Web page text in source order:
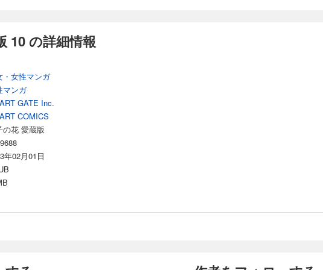
何者かに襲われてしまう。洋介の秘密とは、過去を探る淑子に取った行動とは……！ 【収録作品】 ・
「残影」 ・VOL.63「春の嵐」 ・VOL.64「愛しき者よ」 ・VOL.65「赤い棘」
花 愛蔵版 15
(税込)
数の実業家・樋口洋介の失脚を企む名家の長女・穂波結花。相変わらず復讐を果たそうとする結花
物総会屋・板倉信義を籠絡して、洋介に臨時の株主総会を開かせようとする。しかも、洋介の部下
美和子までも傷つけようとして……。洋介は結花の執念に決着をつけられるのか！樋口洋介の一代ビ
に」 ・VOL.67「48時間」 ・VOL.68「修羅の炎（前編）」
「修羅の炎（後編）」【最終話】
10 の詳細情報
・女性マンガ
マンガ
GATE Inc.
COMICS
の花 愛蔵版
年02月01日